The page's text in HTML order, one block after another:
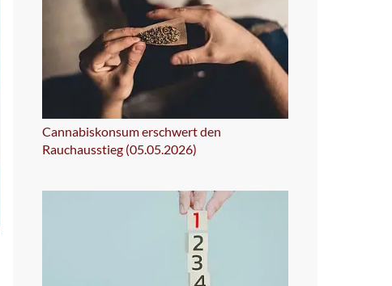
Cannabiskonsum erschwert den
Rauchausstieg (05.05.2026)